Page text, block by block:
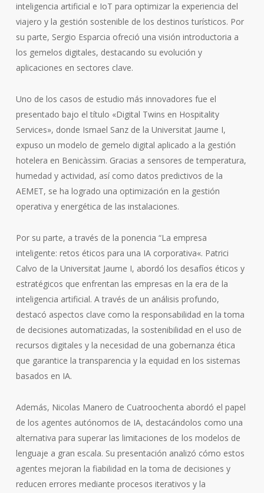
inteligencia artificial e IoT para optimizar la experiencia del
viajero y la gestión sostenible de los destinos turísticos. Por
su parte, Sergio Esparcia ofreció una visión introductoria a
los gemelos digitales, destacando su evolución y
aplicaciones en sectores clave.
Uno de los casos de estudio más innovadores fue el
presentado bajo el título «Digital Twins en Hospitality
Services», donde Ismael Sanz de la Universitat Jaume I,
expuso un modelo de gemelo digital aplicado a la gestión
hotelera en Benicàssim. Gracias a sensores de temperatura,
humedad y actividad, así como datos predictivos de la
AEMET, se ha logrado una optimización en la gestión
operativa y energética de las instalaciones.
Por su parte, a través de la ponencia “La empresa
inteligente: retos éticos para una IA corporativa«. Patrici
Calvo de la Universitat Jaume I, abordó los desafíos éticos y
estratégicos que enfrentan las empresas en la era de la
inteligencia artificial. A través de un análisis profundo,
destacó aspectos clave como la responsabilidad en la toma
de decisiones automatizadas, la sostenibilidad en el uso de
recursos digitales y la necesidad de una gobernanza ética
que garantice la transparencia y la equidad en los sistemas
basados en IA.
Además, Nicolas Manero de Cuatroochenta abordó el papel
de los agentes autónomos de IA, destacándolos como una
alternativa para superar las limitaciones de los modelos de
lenguaje a gran escala. Su presentación analizó cómo estos
agentes mejoran la fiabilidad en la toma de decisiones y
reducen errores mediante procesos iterativos y la